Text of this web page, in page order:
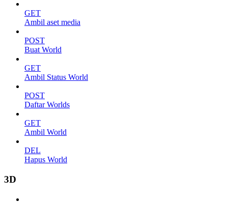
GET
Ambil aset media
POST
Buat World
GET
Ambil Status World
POST
Daftar Worlds
GET
Ambil World
DEL
Hapus World
3D